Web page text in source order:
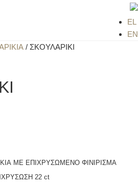
EL
EN
/ ΣΚΟΥΛΑΡΙΚΙ
ΜΕ ΕΠΙΧΡΥΣΩΜΕΝΟ ΦΙΝΙΡΙΣΜΑ
22 ct